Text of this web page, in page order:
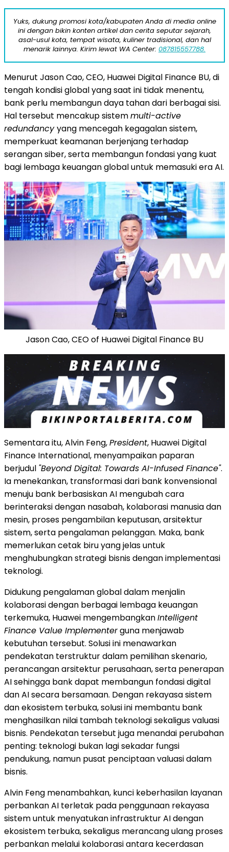
Yuks, dukung promosi kota/kabupaten Anda di media online
ini dengan bikin konten artikel dan cerita seputar sejarah,
asal-usul kota, tempat wisata, kuliner tradisional, dan hal
menarik lainnya. Kirim lewat WA Center: 087815557788.
Menurut Jason Cao, CEO, Huawei Digital Finance BU, di
tengah kondisi global yang saat ini tidak menentu,
bank perlu membangun daya tahan dari berbagai sisi.
Hal tersebut mencakup sistemmulti-active
redundancyyang mencegah kegagalan sistem,
memperkuat keamanan berjenjang terhadap
serangan siber, serta membangun fondasi yang kuat
bagi lembaga keuangan global untuk memasuki era AI.
Jason Cao, CEO of Huawei Digital Finance BU
Sementara itu, Alvin Feng,President, Huawei Digital
Finance International, menyampaikan paparan
berjudul "Beyond Digital: Towards AI-Infused Finance".
Ia menekankan, transformasi dari bank konvensional
menuju bank berbasiskan AI mengubah cara
berinteraksi dengan nasabah, kolaborasi manusia dan
mesin, proses pengambilan keputusan, arsitektur
sistem, serta pengalaman pelanggan. Maka, bank
memerlukan cetak biru yang jelas untuk
menghubungkan strategi bisnis dengan implementasi
teknologi.
Didukung pengalaman global dalam menjalin
kolaborasi dengan berbagai lembaga keuangan
terkemuka, Huawei mengembangkanIntelligent
Finance Value Implementerguna menjawab
kebutuhan tersebut. Solusi ini menawarkan
pendekatan terstruktur dalam pemilihan skenario,
perancangan arsitektur perusahaan, serta penerapan
AI sehingga bank dapat membangun fondasi digital
dan AI secara bersamaan. Dengan rekayasa sistem
dan ekosistem terbuka, solusi ini membantu bank
menghasilkan nilai tambah teknologi sekaligus valuasi
bisnis. Pendekatan tersebut juga menandai perubahan
penting: teknologi bukan lagi sekadar fungsi
pendukung, namun pusat penciptaan valuasi dalam
bisnis.
Alvin Feng menambahkan, kunci keberhasilan layanan
perbankan AI terletak pada penggunaan rekayasa
sistem untuk menyatukan infrastruktur AI dengan
ekosistem terbuka, sekaligus merancang ulang proses
perbankan melalui kolaborasi antara kecerdasan